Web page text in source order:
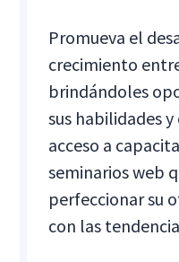
Promueva el
crecimiento
brindándoles
sus habilidades
acceso a
seminarios web
perfeccionar su
con las